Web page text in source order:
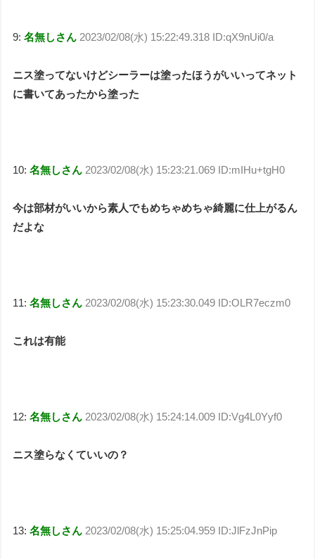
9:名無しさん 2023/02/08(水) 15:22:49.318 ID:qX9nUi0/a
ニス塗ってないけどシーラーは塗ったほうがいいってネット
に書いてあったから塗った
10:名無しさん 2023/02/08(水) 15:23:21.069 ID:mIHu+tgH0
今は部材がいいから素人でもめちゃめちゃ綺麗に仕上がるん
だよな
11:名無しさん 2023/02/08(水) 15:23:30.049 ID:OLR7eczm0
これは有能
12:名無しさん 2023/02/08(水) 15:24:14.009 ID:Vg4L0Yyf0
ニス塗らなくていいの？
13:名無しさん 2023/02/08(水) 15:25:04.959 ID:JlFzJnPip